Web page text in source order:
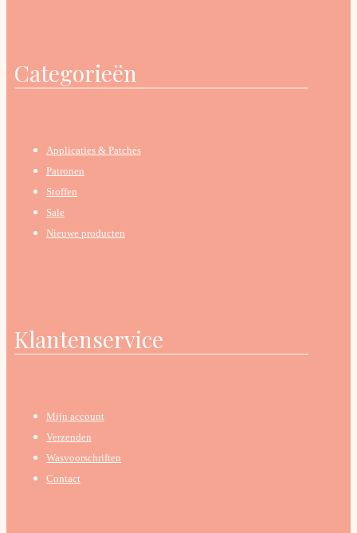
Categorieën
Applicaties & Patches
Patronen
Stoffen
Sale
Nieuwe producten
Klantenservice
Mijn account
Verzenden
Wasvoorschriften
Contact